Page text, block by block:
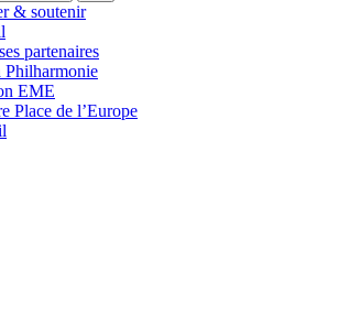
& soutenir
partenaires
Philharmonie
EME
Place de l’Europe